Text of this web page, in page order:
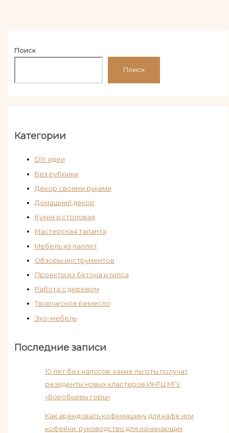
Поиск
Поиск
Категории
DIY идеи
Без рубрики
Декор своими руками
Домашний декор
Кухня и столовая
Мастерская таланта
Мебель из паллет
Обзоры инструментов
Проекты из бетона и гипса
Работа с деревом
Творческое ремесло
Эко-мебель
Последние записи
10 лет без налогов: какие льготы получат
резиденты новых кластеров ИНТЦ МГУ
«Воробьевы горы»
Как арендовать кофемашину для кафе или
кофейни: руководство для начинающих